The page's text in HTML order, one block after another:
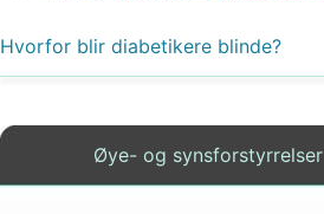
Hvorfor blir diabetikere blinde?
Øye- og synsforstyrrelser